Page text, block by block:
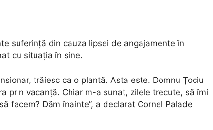
suferință din cauza lipsei de angajamente în
cu situația în sine.
trăiesc ca o plantă. Asta este. Domnu Țociu
prin vacanță. Chiar m-a sunat, zilele trecute, să îmi
facem? Dăm înainte”, a declarat Cornel Palade